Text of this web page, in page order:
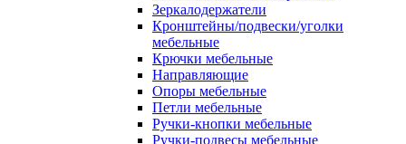
Зеркалодержатели
Кронштейны/подвески/уголки
мебельные
Крючки мебельные
Направляющие
Опоры мебельные
Петли мебельные
Ручки-кнопки мебельные
Ручки-подвесы мебельные